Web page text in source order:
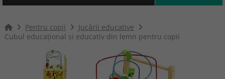
Pentru copii
Jucării educative
Cubul educațional și educativ din lemn pentru copii